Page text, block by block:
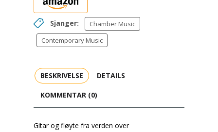
Sjanger:
Chamber Music
Contemporary Music
BESKRIVELSE DETAILS
KOMMENTAR (0)
Gitar og fløyte fra verden over